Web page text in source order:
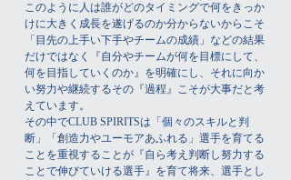
このように人は誰がどのタイミングで何をきっか
けに大きく成長を遂げるのか分からないからこそ
「目先の上手い下手やチームの成績」などの結果
だけではなく『自分やチームが何を目標にして、
何を目指していくのか』を明確にし、それに向か
い努力や継続するその『過程』こそが大事だと考
えています。
​その中でCLUB SPIRITSは「個々のスキルと判
断」「創造力やユーモアあふれる」選手を育てる
ことを重視することが『自ら考え判断し努力する
ことで伸びていける選手』を育て将来、選手とし